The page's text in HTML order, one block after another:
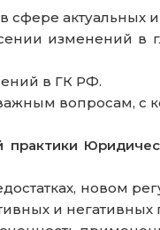
актуальных
изменений в
в ГК РФ.
вопросам,
практики
новом
и негативных